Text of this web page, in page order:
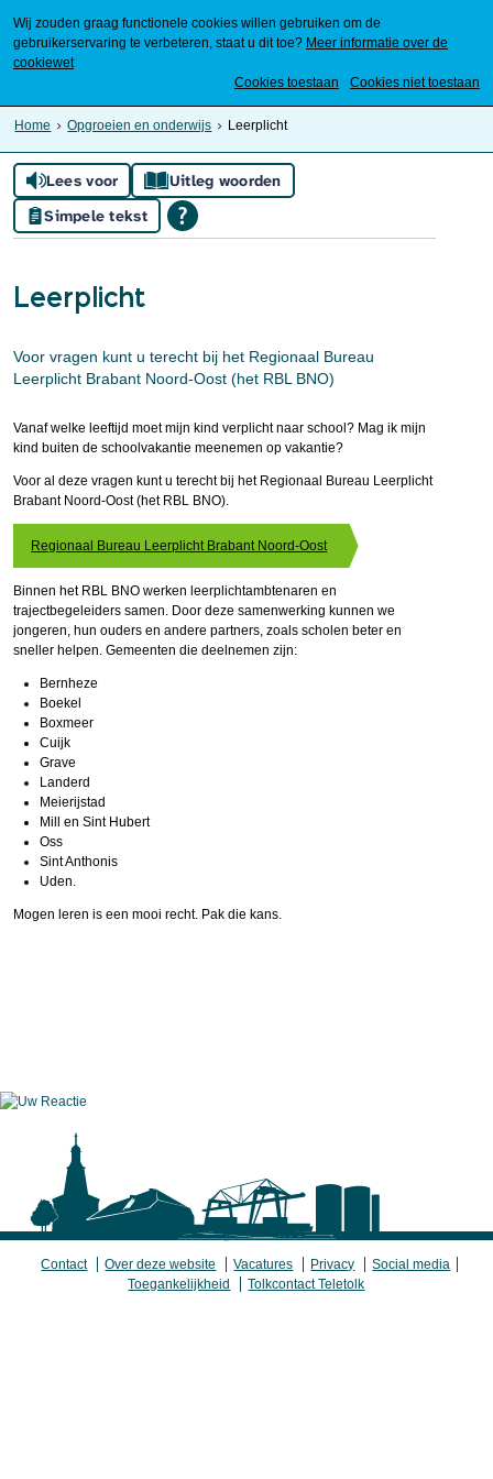
Wij zouden graag functionele cookies willen gebruiken om de
gebruikerservaring te verbeteren, staat u dit toe? Meer informatie over de
cookiewet
Cookies toestaan
Cookies niet toestaan
Home Opgroeien en onderwijs Leerplicht
Lees voor
Uitleg woorden
Simpele tekst
Leerplicht
Voor vragen kunt u terecht bij het Regionaal Bureau
Leerplicht Brabant Noord-Oost (het RBL BNO)
Vanaf welke leeftijd moet mijn kind verplicht naar school? Mag ik mijn
kind buiten de schoolvakantie meenemen op vakantie?
Voor al deze vragen kunt u terecht bij het Regionaal Bureau Leerplicht
Brabant Noord-Oost (het RBL BNO).
Regionaal Bureau Leerplicht Brabant Noord-Oost
Binnen het RBL BNO werken leerplichtambtenaren en
trajectbegeleiders samen. Door deze samenwerking kunnen we
jongeren, hun ouders en andere partners, zoals scholen beter en
sneller helpen. Gemeenten die deelnemen zijn:
Bernheze
Boekel
Boxmeer
Cuijk
Grave
Landerd
Meierijstad
Mill en Sint Hubert
Oss
Sint Anthonis
Uden.
Mogen leren is een mooi recht. Pak die kans.
Contact Over deze website Vacatures Privacy
Social media
Toegankelijkheid
Tolkcontact Teletolk